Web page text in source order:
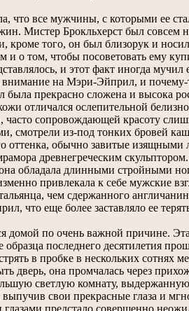
все мужчины, с которыми ее
Мистер Брокльхерст был совсем
того, он был близорук и
о том, чтобы посоветовать ему
и этот факт иногда мучил
внимание на Мэри-Эйприл, и почему-
прекрасно сложена и высока
отличался ослепительной
сопровождающей красоту
из-под тонких бровей
оттенка, обычно завитые изящными
древнегреческим
обладала длинными стройными
привлекала к себе мужские
чем сдержанного
что еще более заставляло ее
домой по очень важной причине.
последнего десятилетия
в пробке в нескольких сотнях
дверь, она промчалась через
светлую комнату,
свои прекрасные глаза и
предстало совершенно